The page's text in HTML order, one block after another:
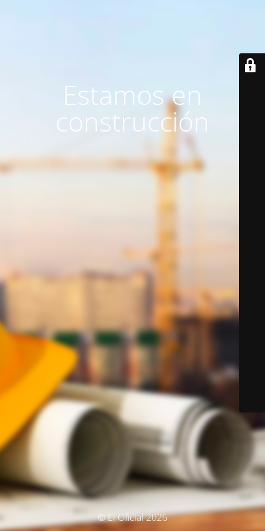
Estamos en
construcción
© El Oficial 2026